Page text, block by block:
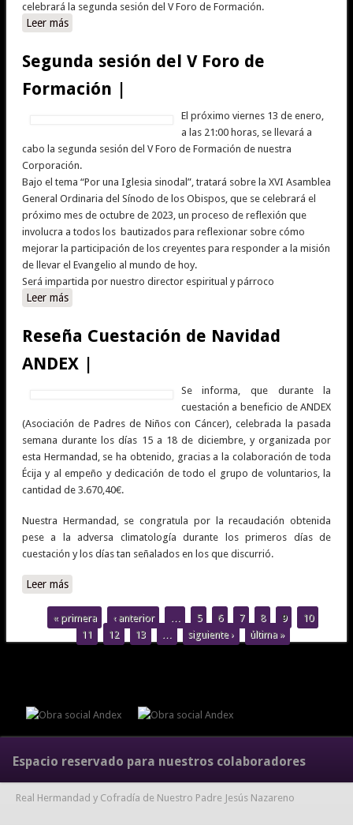
celebrará la segunda sesión del V Foro de Formación.
Leer mássobre Misa Mensual de Hermandad |
Segunda sesión del V Foro de
Formación |
El próximo viernes 13 de enero,
a las 21:00 horas, se llevará a
cabo la segunda sesión del V Foro de Formación de nuestra
Corporación.
Bajo el tema “Por una Iglesia sinodal”, tratará sobre la XVI Asamblea
General Ordinaria del Sínodo de los Obispos, que se celebrará el
próximo mes de octubre de 2023, un proceso de reflexión que
involucra a todos los bautizados para reflexionar sobre cómo
mejorar la participación de los creyentes para responder a la misión
de llevar el Evangelio al mundo de hoy.
Será impartida por nuestro director espiritual y párroco
Leer mássobre Segunda sesión del V Foro de Formación |
Reseña Cuestación de Navidad
ANDEX |
Se informa, que durante la
cuestación a beneficio de ANDEX
(Asociación de Padres de Niños con Cáncer), celebrada la pasada
semana durante los días 15 a 18 de diciembre, y organizada por
esta Hermandad, se ha obtenido, gracias a la colaboración de toda
Écija y al empeño y dedicación de todo el grupo de voluntarios, la
cantidad de 3.670,40€.
Nuestra Hermandad, se congratula por la recaudación obtenida
pese a la adversa climatología durante los primeros días de
cuestación y los días tan señalados en los que discurrió.
Leer mássobre Reseña Cuestación de Navidad ANDEX |
Páginas
« primera ‹ anterior 5 6 7 8 9
10
11
12 13 siguiente › última »
Espacio reservado para nuestros colaboradores
Real Hermandad y Cofradía de Nuestro Padre Jesús Nazareno